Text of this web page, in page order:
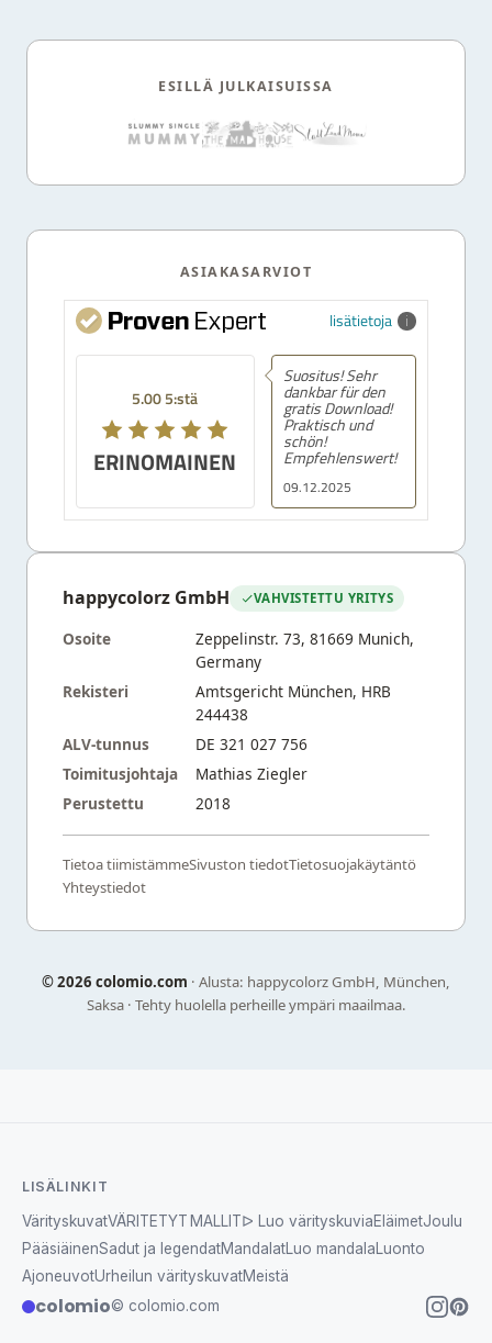
ESILLÄ JULKAISUISSA
ASIAKASARVIOT
lisätietoja
5.00 5:stä
ERINOMAINEN
09.12.2025
Suositus! Sehr
dankbar für den
gratis Download!
Praktisch und
schön!
Empfehlenswert!
happycolorz GmbH VAHVISTETTU YRITYS
Osoite
Zeppelinstr. 73, 81669 Munich,
Germany
Rekisteri
Amtsgericht München, HRB
244438
ALV-tunnus
DE 321 027 756
Toimitusjohtaja
Mathias Ziegler
Perustettu
2018
Tietoa tiimistämmeSivuston tiedotTietosuojakäytäntö
Yhteystiedot
©2026 colomio.com · Alusta: happycolorz GmbH, München,
Saksa · Tehty huolella perheille ympäri maailmaa.
LISÄLINKIT
VärityskuvatVÄRITETYT MALLITᐅ Luo värityskuviaEläimetJoulu
PääsiäinenSadut ja legendatMandalatLuo mandalaLuonto
AjoneuvotUrheilun värityskuvatMeistä
colomio© colomio.com